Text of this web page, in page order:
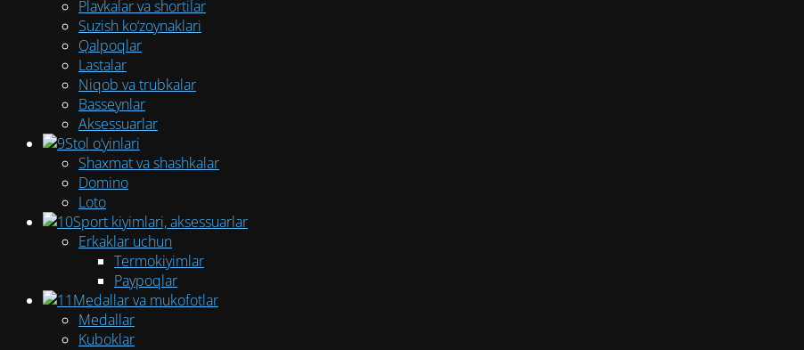
Plavkalar va shortilar
Suzish ko‘zoynaklari
Qalpoqlar
Lastalar
Niqob va trubkalar
Basseynlar
Aksessuarlar
Stol o‘yinlari
Shaxmat va shashkalar
Domino
Loto
Sport kiyimlari, aksessuarlar
Erkaklar uchun
Termokiyimlar
Paypoqlar
Medallar va mukofotlar
Medallar
Kuboklar